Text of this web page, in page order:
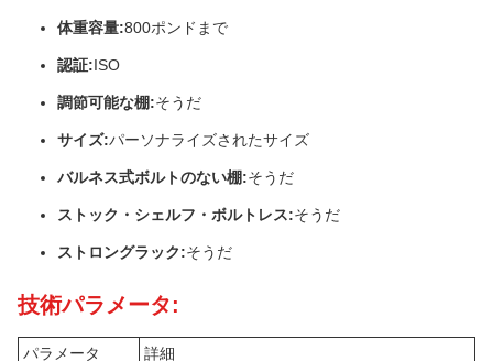
体重容量:800ポンドまで
認証:ISO
調節可能な棚:そうだ
サイズ:パーソナライズされたサイズ
バルネス式ボルトのない棚:そうだ
ストック・シェルフ・ボルトレス:そうだ
ストロングラック:そうだ
技術パラメータ:
パラメータ
詳細